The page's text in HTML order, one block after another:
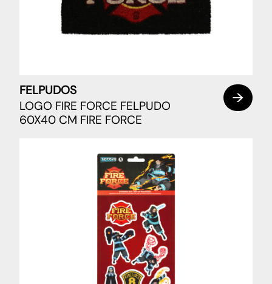
FELPUDOS
LOGO FIRE FORCE FELPUDO
60X40 CM FIRE FORCE